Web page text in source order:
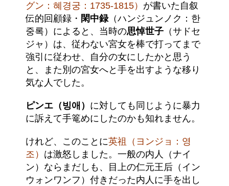
グン：혜경궁：1735-1815） が書いた自叙
伝的回顧録・ 閑中録（ハンジュンノク：한
중록）によると、当時の思悼世子 （サドセ
ジャ）は、従わない宮女を棒で打ってまで
強引に従わせ、自分の女にしたかと思う
と、また別の宮女へと手を出すような移り
気な人でした。
ピンエ（빙애） に対しても同じように暴力
に訴えて手篭めにしたのかも知れません。
けれど、このことに英祖（ヨンジョ：영
조） は激怒しました。一般の内人（ナイ
ン）ならまだしも、目上の仁元王后（イン
ウォンワンフ）付きだった内人に手を出し